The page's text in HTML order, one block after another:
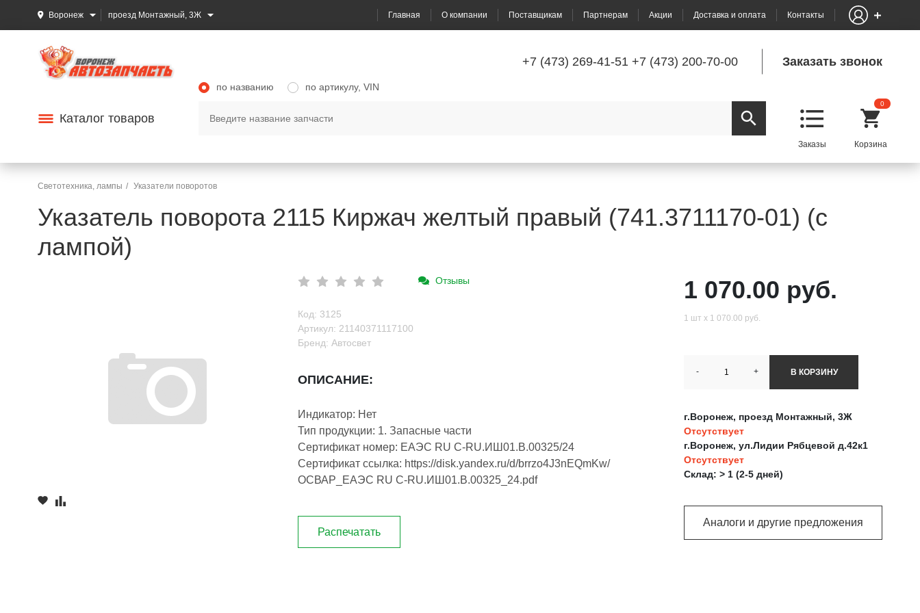
Воронеж проезд Монтажный, 3Ж Главная О компании Поставщикам Партнерам Акции Доставка и оплата Контакты
+7 (473) 269-41-51 +7 (473) 200-70-00 Заказать звонок
Каталог товаров
по названию по артикулу, VIN
0
Светотехника, лампы Указатели поворотов
Указатель поворота 2115 Киржач желтый правый (741.3711170-01) (с
лампой)
Отзывы
Код: 3125
Артикул: 21140371117100
Бренд: Автосвет
ОПИСАНИЕ:
Индикатор: Нет
Тип продукции: 1. Запасные части
Сертификат номер: ЕАЭС RU C-RU.ИШ01.B.00325/24
Сертификат ссылка: https://disk.yandex.ru/d/brrzo4J3nEQmKw/
ОСВАР_ЕАЭС RU C-RU.ИШ01.B.00325_24.pdf
Распечатать
1 070.00 руб.
1 шт х 1 070.00 руб.
- + В КОРЗИНУ
г.Воронеж, проезд Монтажный, 3Ж
Отсутствует
г.Воронеж, ул.Лидии Рябцевой д.42к1
Отсутствует
Склад: > 1 (2-5 дней)
Аналоги и другие предложения